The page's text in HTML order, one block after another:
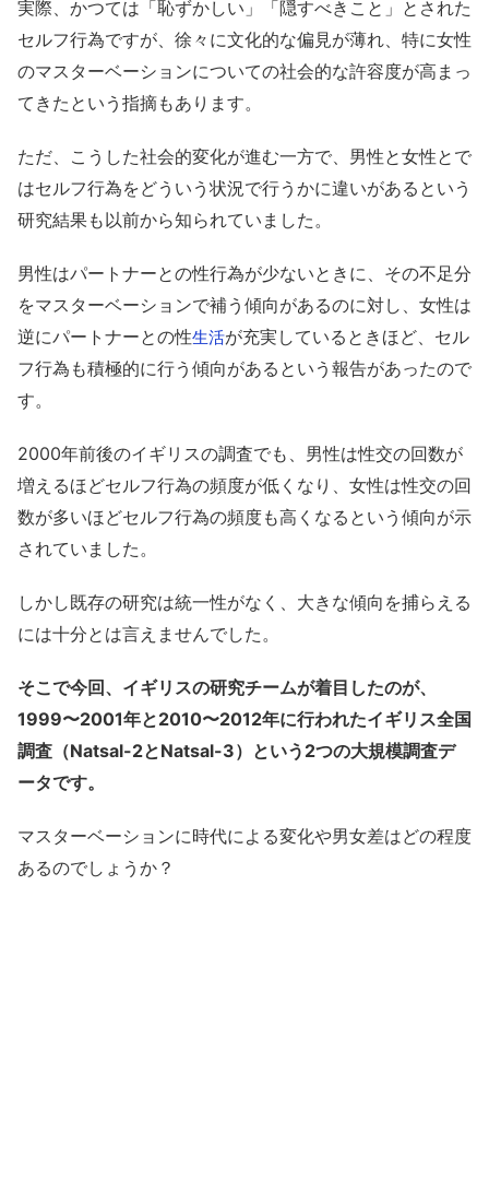
実際、かつては「恥ずかしい」「隠すべきこと」とされた
セルフ行為ですが、徐々に文化的な偏見が薄れ、特に女性
のマスターベーションについての社会的な許容度が高まっ
てきたという指摘もあります。
ただ、こうした社会的変化が進む一方で、男性と女性とで
はセルフ行為をどういう状況で行うかに違いがあるという
研究結果も以前から知られていました。
男性はパートナーとの性行為が少ないときに、その不足分
をマスターベーションで補う傾向があるのに対し、女性は
逆にパートナーとの性生活が充実しているときほど、セル
フ行為も積極的に行う傾向があるという報告があったので
す。
2000年前後のイギリスの調査でも、男性は性交の回数が
増えるほどセルフ行為の頻度が低くなり、女性は性交の回
数が多いほどセルフ行為の頻度も高くなるという傾向が示
されていました。
しかし既存の研究は統一性がなく、大きな傾向を捕らえる
には十分とは言えませんでした。
そこで今回、イギリスの研究チームが着目したのが、
1999〜2001年と2010〜2012年に行われたイギリス全国
調査（Natsal-2とNatsal-3）という2つの大規模調査デ
ータです。
マスターベーションに時代による変化や男女差はどの程度
あるのでしょうか？